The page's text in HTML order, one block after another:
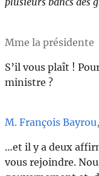
Mme la présidente
S’il vous plaît !
ministre ?
M. François Bayrou
…et il y a deux
vous rejoindre.